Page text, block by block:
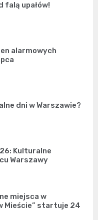
falą upałów!
alarmowych
dni w Warszawie?
Kulturalne
Warszawy
miejsca w
Mieście” startuje 24